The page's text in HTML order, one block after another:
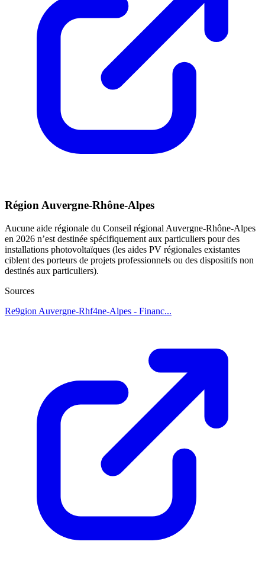
Région Auvergne-Rhône-Alpes
Aucune aide régionale du Conseil régional Auvergne-Rhône-Alpes
en 2026 n’est destinée spécifiquement aux particuliers pour des
installations photovoltaïques (les aides PV régionales existantes
ciblent des porteurs de projets professionnels ou des dispositifs non
destinés aux particuliers).
Sources
Re9gion Auvergne-Rhf4ne-Alpes - Financ...